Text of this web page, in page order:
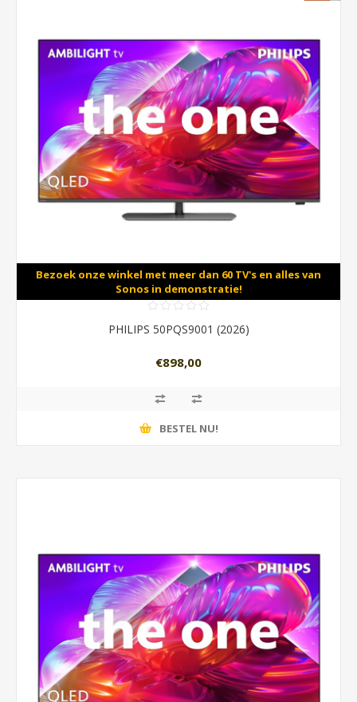
Bezoek onze winkel met meer dan 60 TV's en alles van
Sonos in demonstratie!
PHILIPS 50PQS9001 (2026)
€898,00
BESTEL NU!